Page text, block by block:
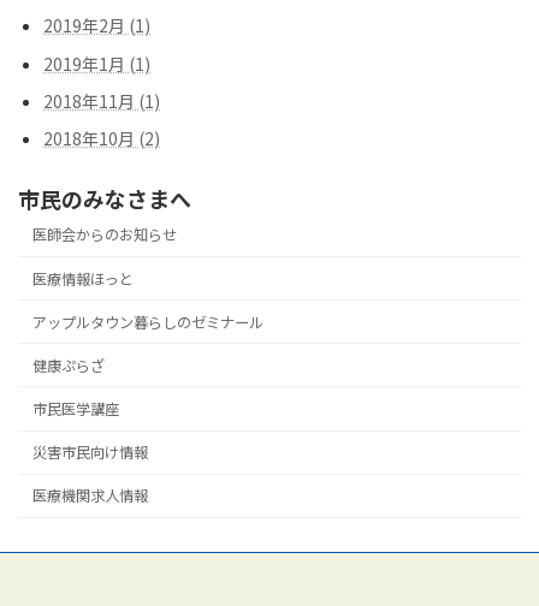
2019年2月 (1)
2019年1月 (1)
2018年11月 (1)
2018年10月 (2)
市民のみなさまへ
医師会からのお知らせ
医療情報ほっと
アップルタウン暮らしのゼミナール
健康ぷらざ
市民医学講座
災害市民向け情報
医療機関求人情報